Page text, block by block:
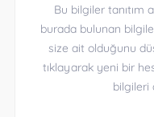
Bu bilgiler tanıtım
burada bulunan
size ait olduğunu
tıklayarak yeni bir
bilgileri